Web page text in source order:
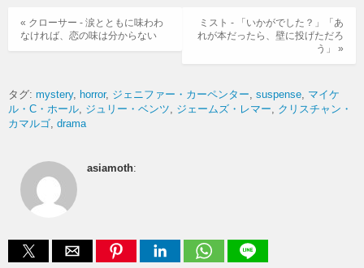
ミスト - 「いかがでした？」「あ
れが本だったら、壁に投げただろ
う」 »
« クローサー - 涙とともに味わわ
なければ、恋の味は分からない
タグ: mystery horror ジェニファー・カーペンター suspense マイケ
ル・C・ホール ジュリー・ベンツ ジェームズ・レマー
クリスチャン・
カマルゴ drama
asiamoth: